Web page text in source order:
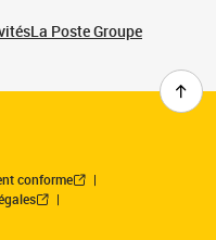
La Poste Groupe
conforme